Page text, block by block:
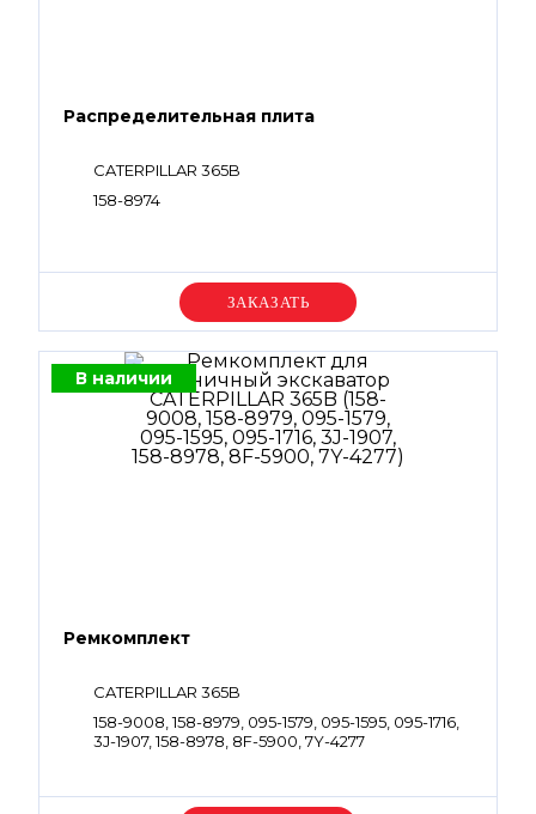
Распределительная плита
CATERPILLAR 365B
158-8974
Уточняйте цену
В наличии
Ремкомплект
CATERPILLAR 365B
158-9008, 158-8979, 095-1579, 095-1595, 095-1716,
3J-1907, 158-8978, 8F-5900, 7Y-4277